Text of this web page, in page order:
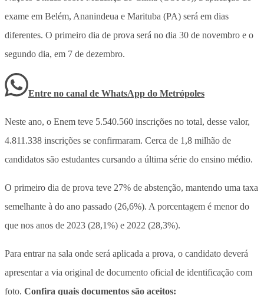
exame em Belém, Ananindeua e Marituba (PA) será em dias
diferentes. O primeiro dia de prova será no dia 30 de novembro e o
segundo dia, em 7 de dezembro.
Entre no canal de WhatsApp do Metrópoles
Neste ano, o Enem teve 5.540.560 inscrições no total, desse valor,
4.811.338 inscrições se confirmaram. Cerca de 1,8 milhão de
candidatos são estudantes cursando a última série do ensino médio.
O primeiro dia de prova teve 27% de abstenção, mantendo uma taxa
semelhante à do ano passado (26,6%). A porcentagem é menor do
que nos anos de 2023 (28,1%) e 2022 (28,3%).
Para entrar na sala onde será aplicada a prova, o candidato deverá
apresentar a via original de documento oficial de identificação com
foto. Confira quais documentos são aceitos: